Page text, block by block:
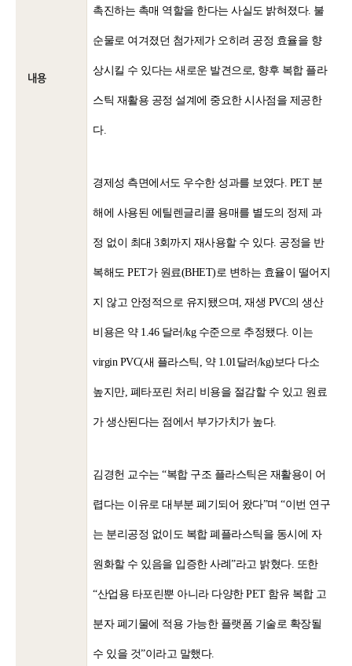
내용
촉진하는 촉매 역할을 한다는 사실도 밝혀졌다. 불
순물로 여겨졌던 첨가제가 오히려 공정 효율을 향
상시킬 수 있다는 새로운 발견으로, 향후 복합 플라
스틱 재활용 공정 설계에 중요한 시사점을 제공한
다.
경제성 측면에서도 우수한 성과를 보였다. PET 분
해에 사용된 에틸렌글리콜 용매를 별도의 정제 과
정 없이 최대 3회까지 재사용할 수 있다. 공정을 반
복해도 PET가 원료(BHET)로 변하는 효율이 떨어지
지 않고 안정적으로 유지됐으며, 재생 PVC의 생산
비용은 약 1.46 달러/kg 수준으로 추정됐다. 이는
virgin PVC(새 플라스틱, 약 1.01달러/kg)보다 다소
높지만, 폐타포린 처리 비용을 절감할 수 있고 원료
가 생산된다는 점에서 부가가치가 높다.
김경헌 교수는 “복합 구조 플라스틱은 재활용이 어
렵다는 이유로 대부분 폐기되어 왔다”며 “이번 연구
는 분리공정 없이도 복합 폐플라스틱을 동시에 자
원화할 수 있음을 입증한 사례”라고 밝혔다. 또한
“산업용 타포린뿐 아니라 다양한 PET 함유 복합 고
분자 폐기물에 적용 가능한 플랫폼 기술로 확장될
수 있을 것”이라고 말했다.